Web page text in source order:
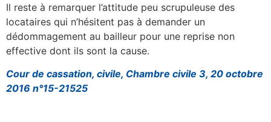
Il reste à remarquer l’attitude peu scrupuleuse des
locataires qui n’hésitent pas à demander un
dédommagement au bailleur pour une reprise non
effective dont ils sont la cause.
Cour de cassation, civile, Chambre civile 3, 20 octobre
2016 n°15-21525